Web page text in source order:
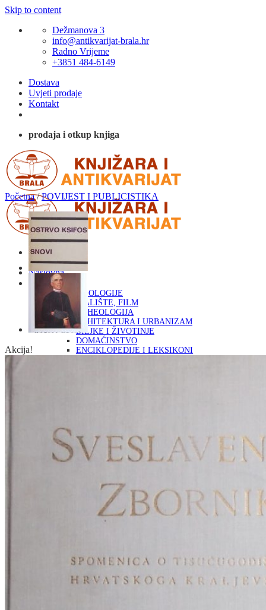
Skip to content
Dežmanova 3
info@antikvarijat-brala.hr
Radno Vrijeme
+3851 484-6149
Dostava
Uvjeti prodaje
Kontakt
prodaja i otkup knjiga
Naslovna
KNJIGE
OD ARHEOLOGIJE
DO KAZALIŠTE, FILM
ARHEOLOGIJA
ARHITEKTURA I URBANIZAM
BILJKE I ŽIVOTINJE
DOMAĆINSTVO
ENCIKLOPEDIJE I LEKSIKONI
LIKOVNA UMJETNOST
LJEKOVITO BILJE I ZDRAVLJE
MITOLOGIJA
POVIJEST I PUBLICISTIKA
PSIHOLOGIJA, POPULARNA PSIHOLOGIJA,
ALTERNATIVA
RELIGIJA
OD RJEČNIKA
SPORT
TEHNIČKE ZNANOSTI
Početna / POVIJEST I PUBLICISTIKA
Akcija!